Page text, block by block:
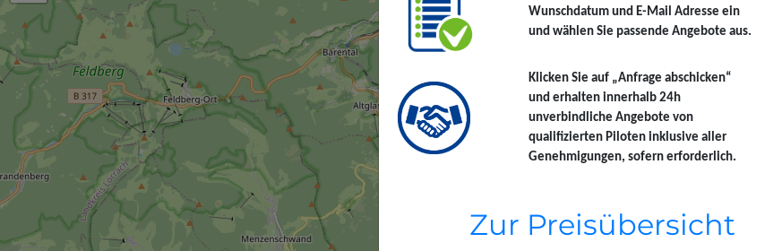
Wunschdatum und E-Mail Adresse ein
und wählen Sie passende Angebote aus.
Klicken Sie auf „Anfrage abschicken“
und erhalten innerhalb 24h
unverbindliche Angebote von
qualifizierten Piloten inklusive aller
Genehmigungen, sofern erforderlich.
Zur Preisübersicht